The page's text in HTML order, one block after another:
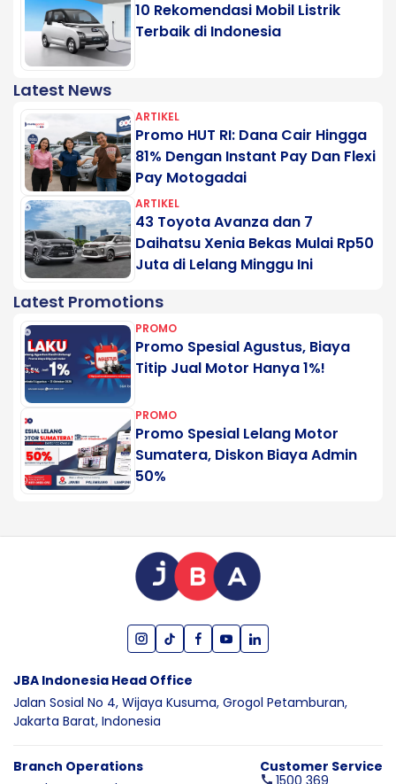
10 Rekomendasi Mobil Listrik
Terbaik di Indonesia
Latest News
ARTIKEL
Promo HUT RI: Dana Cair Hingga
81% Dengan Instant Pay Dan Flexi
Pay Motogadai
ARTIKEL
43 Toyota Avanza dan 7
Daihatsu Xenia Bekas Mulai Rp50
Juta di Lelang Minggu Ini
Latest Promotions
PROMO
Promo Spesial Agustus, Biaya
Titip Jual Motor Hanya 1%!
PROMO
Promo Spesial Lelang Motor
Sumatera, Diskon Biaya Admin
50%
JBA Indonesia Head Office
Jalan Sosial No 4, Wijaya Kusuma, Grogol Petamburan,
Jakarta Barat, Indonesia
Branch Operations
Customer Service
1500 369